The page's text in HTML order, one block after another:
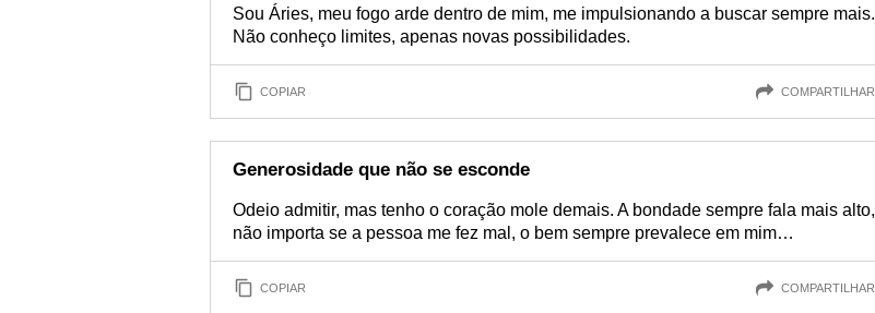
Sou Áries, meu fogo arde dentro de mim, me impulsionando a buscar sempre mais.
Não conheço limites, apenas novas possibilidades.
COPIAR COMPARTILHAR
Generosidade que não se esconde
Odeio admitir, mas tenho o coração mole demais. A bondade sempre fala mais alto,
não importa se a pessoa me fez mal, o bem sempre prevalece em mim…
COPIAR COMPARTILHAR